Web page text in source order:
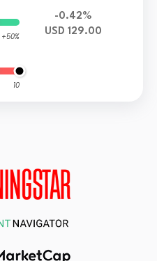
+50%
10
-0.42%
USD 129.00